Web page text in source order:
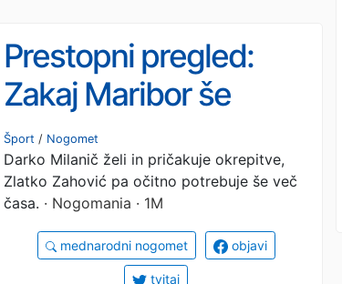
Prestopni pregled:
Zakaj Maribor še
vedno ni potrdil
prihoda Jana
Mlakarja?
Šport / Nogomet
Darko Milanič želi in pričakuje okrepitve,
Zlatko Zahović pa očitno potrebuje še več
časa. · Nogomania · 1M
mednarodni nogomet objavi
tvitaj